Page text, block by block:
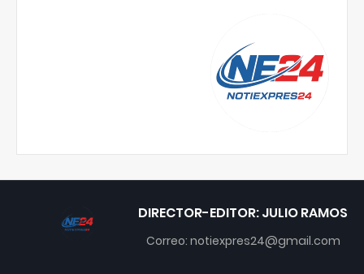
DIRECTOR-EDITOR: JULIO RAMOS
Correo: notiexpres24@gmail.com